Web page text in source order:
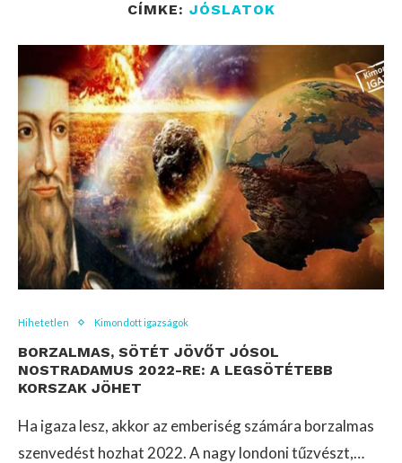
CÍMKE: JÓSLATOK
Hihetetlen Kimondott igazságok
BORZALMAS, SÖTÉT JÖVŐT JÓSOL
NOSTRADAMUS 2022-RE: A LEGSÖTÉTEBB
KORSZAK JÖHET
Ha igaza lesz, akkor az emberiség számára borzalmas
szenvedést hozhat 2022. A nagy londoni tűzvészt,…